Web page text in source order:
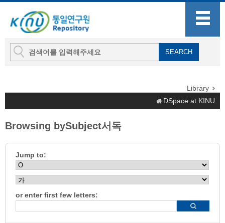
Library
DSpace at KINU
Browsing bySubject서독
Jump to:
or enter first few letters: